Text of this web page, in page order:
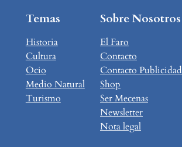
Temas
Historia
Cultura
Ocio
Medio Natural
Turismo
Sobre Nosotros
El Faro
Contacto
Contacto Publicidad
Shop
Ser Mecenas
Newsletter
Nota legal